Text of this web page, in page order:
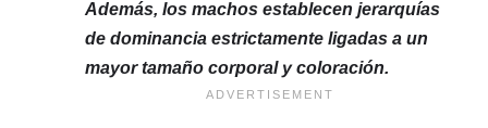
Además, los machos establecen jerarquías
de dominancia estrictamente ligadas a un
mayor tamaño corporal y coloración.